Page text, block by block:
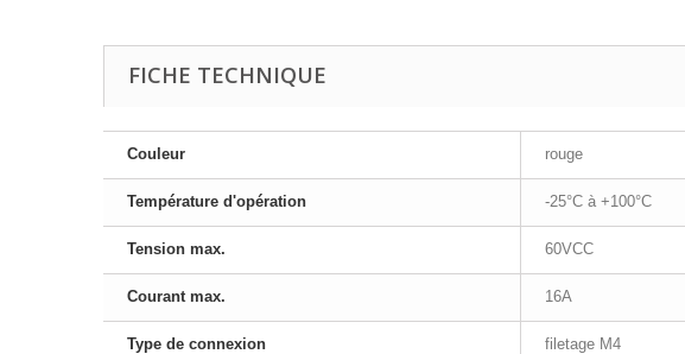
FICHE TECHNIQUE
Couleur rouge
Température d'opération -25°C à +100°C
Tension max. 60VCC
Courant max. 16A
Type de connexion filetage M4